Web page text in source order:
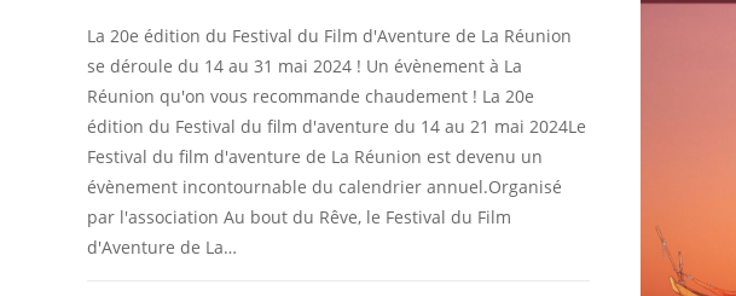
La 20e édition du Festival du Film d'Aventure de La Réunion
se déroule du 14 au 31 mai 2024 ! Un évènement à La
Réunion qu'on vous recommande chaudement ! La 20e
édition du Festival du film d'aventure du 14 au 21 mai 2024Le
Festival du film d'aventure de La Réunion est devenu un
évènement incontournable du calendrier annuel.Organisé
par l'association Au bout du Rêve, le Festival du Film
d'Aventure de La…